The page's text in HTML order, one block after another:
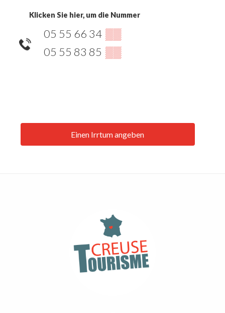
Klicken Sie hier, um die Nummer
05 55 66 34 ▒▒
05 55 83 85 ▒▒
Einen Irrtum angeben